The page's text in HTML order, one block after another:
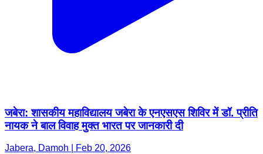
जबेरा: शासकीय महाविद्यालय जबेरा के एनएसएस शिविर में डॉ. प्रीति
नायक ने बाल विवाह मुक्त भारत पर जानकारी दी
Jabera, Damoh | Feb 20, 2026